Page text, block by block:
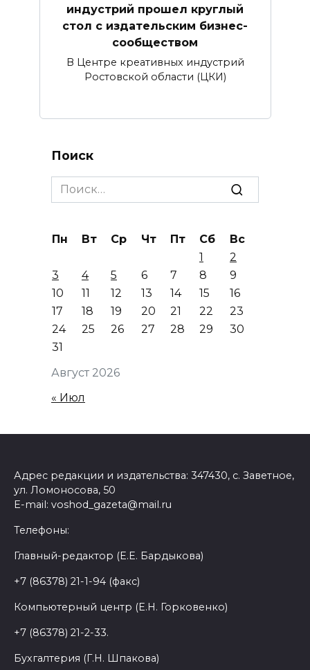
индустрий прошел круглый
стол с издательским бизнес-
сообществом
В Центре креативных индустрий
Ростовской области (ЦКИ)
Поиск
Search
for:
Август 2026
Пн Вт Ср Чт Пт Сб
Вс
1
2
3
4 5 6 7 8
9
10
11 12 13 14 15
16
17
18 19 20 21 22
23
24
25 26 27 28 29
30
31
« Июл
Адрес редакции и издательства: 347430, с. Заветное,
ул. Ломоносова, 50
E-mail: voshod_gazeta@mail.ru
Телефоны:
Главный-редактор (Е.Е. Бардыкова)
+7 (86378) 21-1-94 (факс)
Компьютерный центр (Е.Н. Горковенко)
+7 (86378) 21-2-33.
Бухгалтерия (Г.Н. Шпакова)